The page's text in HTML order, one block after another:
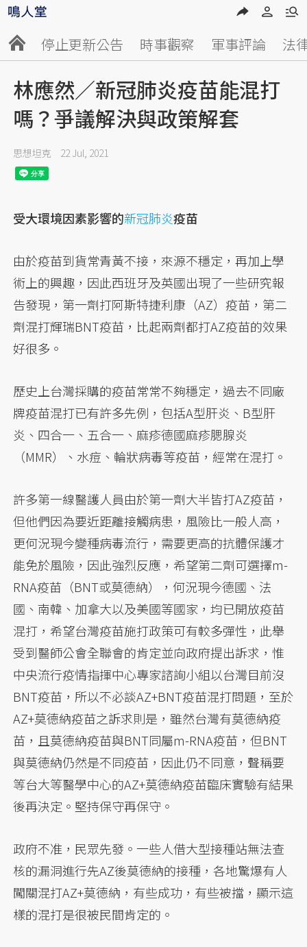
停止更新公告 時事觀察 軍事評論 法
林應然／新冠肺炎疫苗能混打
嗎？爭議解決與政策解套
思想坦克 22 Jul, 2021
受大環境因素影響的新冠肺炎疫苗
由於疫苗到貨常青黃不接，來源不穩定，再加上學
術上的興趣，因此西班牙及英國出現了一些研究報
告發現，第一劑打阿斯特捷利康（AZ）疫苗，第二
劑混打輝瑞BNT疫苗，比起兩劑都打AZ疫苗的效果
好很多。
歷史上台灣採購的疫苗常常不夠穩定，過去不同廠
牌疫苗混打已有許多先例，包括A型肝炎、B型肝
炎、四合一、五合一、麻疹德國麻疹腮腺炎
（MMR）、水痘、輪狀病毒等疫苗，經常在混打。
許多第一線醫護人員由於第一劑大半皆打AZ疫苗，
但他們因為要近距離接觸病患，風險比一般人高，
更何況現今變種病毒流行，需要更高的抗體保護才
能免於風險，因此強烈反應，希望第二劑可選擇m-
RNA疫苗（BNT或莫德納），何況現今德國、法
國、南韓、加拿大以及美國等國家，均已開放疫苗
混打，希望台灣疫苗施打政策可有較多彈性，此舉
受到醫師公會全聯會的肯定並向政府提出訴求，惟
中央流行疫情指揮中心專家諮詢小組以台灣目前沒
BNT疫苗，所以不必談AZ+BNT疫苗混打問題，至於
AZ+莫德納疫苗之訴求則是，雖然台灣有莫德納疫
苗，且莫德納疫苗與BNT同屬m-RNA疫苗，但BNT
與莫德納仍然是不同疫苗，因此仍不同意，聲稱要
等台大等醫學中心的AZ+莫德納疫苗臨床實驗有結果
後再決定。堅持保守再保守。
政府不准，民眾先發。一些人借大型接種站無法查
核的漏洞進行先AZ後莫德納的接種，各地驚爆有人
闖關混打AZ+莫德納，有些成功，有些被擋，顯示這
樣的混打是很被民間肯定的。